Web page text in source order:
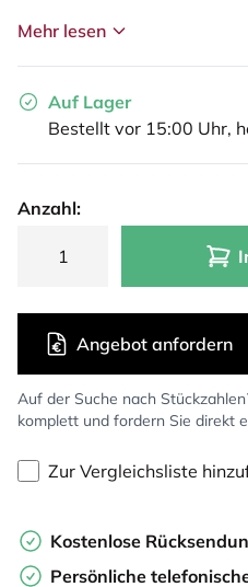
Mehr lesen
Auf Lager
Bestellt vor 15:00 Uhr,
Anzahl:
Auf der Suche nach
komplett und fordern Sie direkt
Angebot anfordern
Zur Vergleichsliste
Kostenlose
Persönliche